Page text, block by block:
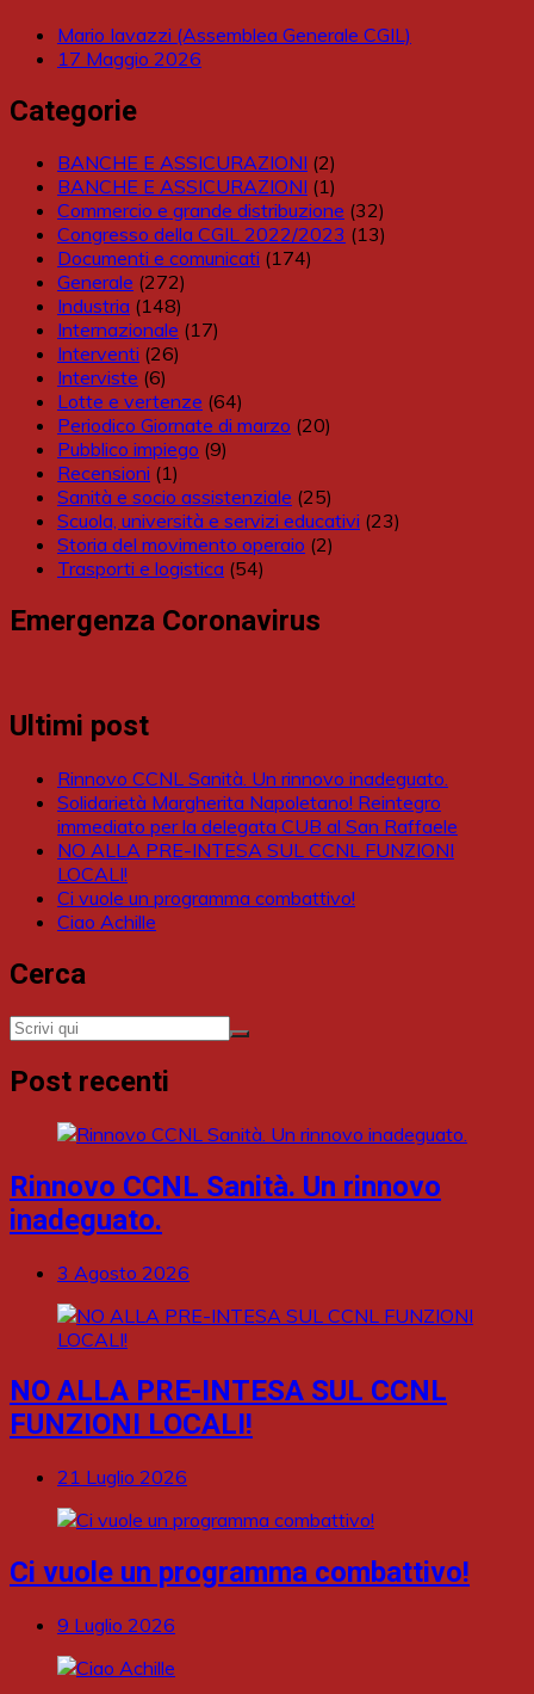
Mario Iavazzi (Assemblea Generale CGIL)
17 Maggio 2026
Categorie
BANCHE E ASSICURAZIONI (2)
BANCHE E ASSICURAZIONI (1)
Commercio e grande distribuzione (32)
Congresso della CGIL 2022/2023 (13)
Documenti e comunicati (174)
Generale (272)
Industria (148)
Internazionale (17)
Interventi (26)
Interviste (6)
Lotte e vertenze (64)
Periodico Giornate di marzo (20)
Pubblico impiego (9)
Recensioni (1)
Sanità e socio assistenziale (25)
Scuola, università e servizi educativi (23)
Storia del movimento operaio (2)
Trasporti e logistica (54)
Emergenza Coronavirus
Ultimi post
Rinnovo CCNL Sanità. Un rinnovo inadeguato.
Solidarietà Margherita Napoletano! Reintegro
immediato per la delegata CUB al San Raffaele
NO ALLA PRE-INTESA SUL CCNL FUNZIONI
LOCALI!
Ci vuole un programma combattivo!
Ciao Achille
Cerca
Post recenti
Rinnovo CCNL Sanità. Un rinnovo
inadeguato.
3 Agosto 2026
NO ALLA PRE-INTESA SUL CCNL
FUNZIONI LOCALI!
21 Luglio 2026
Ci vuole un programma combattivo!
9 Luglio 2026